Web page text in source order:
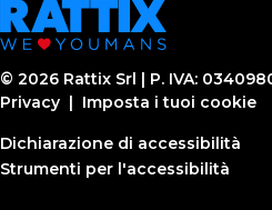
© 2026 Rattix Srl | P. IVA:
Privacy | Imposta i tuoi cookie
Dichiarazione di accessibilità
Strumenti per l'accessibilità